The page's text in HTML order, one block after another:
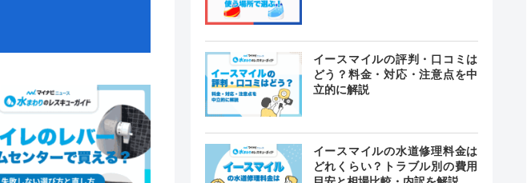
イースマイルの評判・口コミは
どう？料金・対応・注意点を中
立的に解説
イースマイルの水道修理料金は
どれくらい？トラブル別の費用